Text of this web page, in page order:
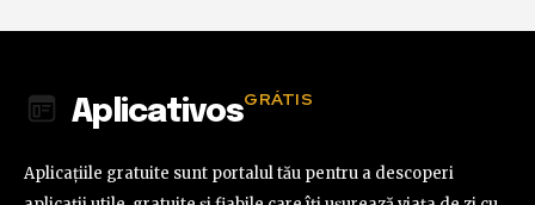
AplicativosGRÁTIS
Aplicațiile gratuite sunt portalul tău pentru a descoperi